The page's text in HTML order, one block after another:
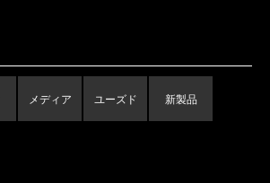
メディア ユーズド 新製品